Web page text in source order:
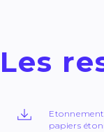
Les
papiers